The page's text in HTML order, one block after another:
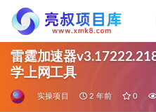
雷霆加速器
学上网工具
实操项目 2 年前 0